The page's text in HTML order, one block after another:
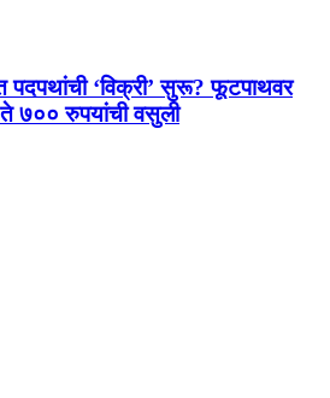
पदपथांची ‘विक्री’ सुरू? फूटपाथवर
७०० रुपयांची वसुली